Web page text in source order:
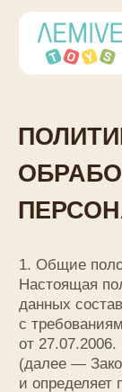
ОБРАБОТКИ
Настоящая
данных составлена
(далее — Закон о
и определяет
данных и меры по
персональных
ООО «Лемиве»
1.1. Оператор
и условием
соблюдение прав и
при обработке его
числе защиты прав